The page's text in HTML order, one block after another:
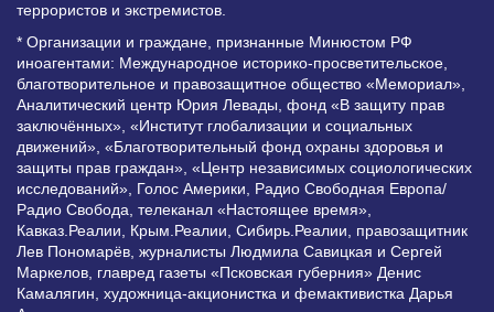
террористов и экстремистов.
* Организации и граждане, признанные Минюстом РФ
иноагентами: Международное историко-просветительское,
благотворительное и правозащитное общество «Мемориал»,
Аналитический центр Юрия Левады, фонд «В защиту прав
заключённых», «Институт глобализации и социальных
движений», «Благотворительный фонд охраны здоровья и
защиты прав граждан», «Центр независимых социологических
исследований», Голос Америки, Радио Свободная Европа/
Радио Свобода, телеканал «Настоящее время»,
Кавказ.Реалии, Крым.Реалии, Сибирь.Реалии, правозащитник
Лев Пономарёв, журналисты Людмила Савицкая и Сергей
Маркелов, главред газеты «Псковская губерния» Денис
Камалягин, художница-акционистка и фемактивистка Дарья